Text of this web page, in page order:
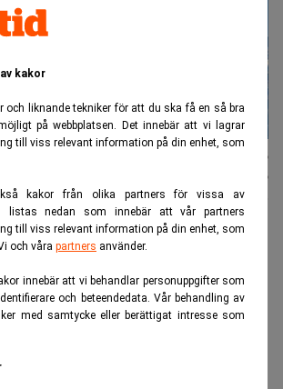
kakor
och liknande tekniker för att du ska få en så bra
på webbplatsen. Det innebär att vi lagrar
till viss relevant information på din enhet, som
kakor från olika partners för vissa av
listas nedan som innebär att vår partners
till viss relevant information på din enhet, som
och våra partners använder.
innebär att vi behandlar personuppgifter som
och beteendedata. Vår behandling av
med samtycke eller berättigat intresse som
12 juli 2026
12 juli 2026
Zug har blivit en symbol
När artificiell
större plats förändras området –
investeringsområde och som ett
kryptotekniken.